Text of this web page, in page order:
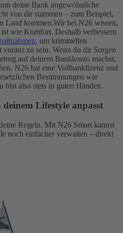
deine Bank ungewöhnliche
von dir stammen – zum Beispiel,
Land kommen.Wir bei N26 wissen,
wie Komfort. Deshalb verbessern
, um kriminellen
zu sein. Wenn du dir Sorgen
auf deinem Bankkonto machst,
N26 hat eine Vollbanklizenz und
Bestimmungen wie
bist also stets in guten Händen.
Lifestyle anpasst
Regeln. Mit N26 Smart kannst
noch einfacher verwalten – direkt